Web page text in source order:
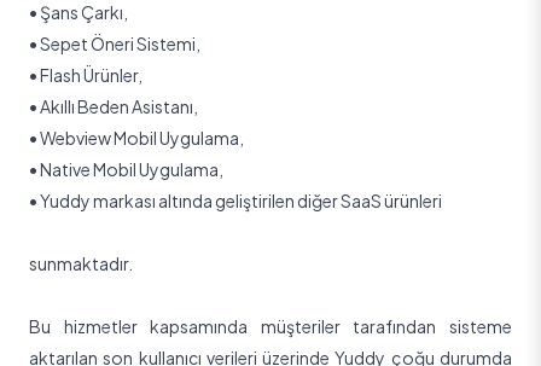
• Şans Çarkı,
•Sepet Öneri Sistemi,
•Flash Ürünler,
•Akıllı Beden Asistanı,
•Webview Mobil Uygulama,
•Native Mobil Uygulama,
•Yuddy markası altında geliştirilen diğer SaaS ürünleri
sunmaktadır.
Bu hizmetler kapsamında müşteriler tarafından sisteme
aktarılan son kullanıcı verileri üzerinde Yuddy çoğu durumda